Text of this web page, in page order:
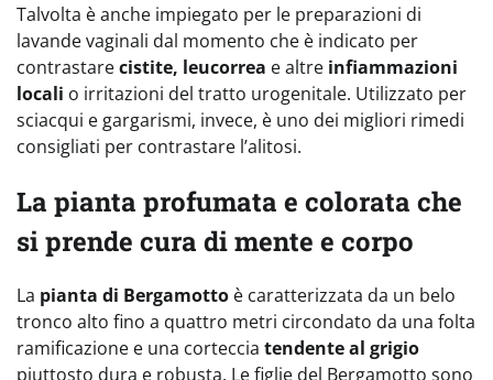
Talvolta è anche impiegato per le preparazioni di
lavande vaginali dal momento che è indicato per
contrastarecistite, leucorrea e altre infiammazioni
locali o irritazioni del tratto urogenitale. Utilizzato per
sciacqui e gargarismi, invece, è uno dei migliori rimedi
consigliati per contrastare l’alitosi.
La pianta profumata e colorata che
si prende cura di mente e corpo
La pianta di Bergamotto è caratterizzata da un belo
tronco alto fino a quattro metri circondato da una folta
ramificazione e una corteccia tendente al grigio
piuttosto dura e robusta. Le figlie del Bergamotto sono